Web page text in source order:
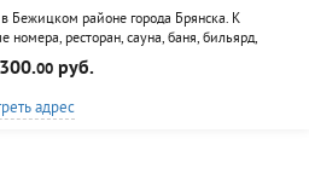
Бежицком районе города Брянска. К
номера, ресторан, сауна, баня, бильярд,
есть автостоянка, Wi-Fi-интернет.
00 руб.
адрес